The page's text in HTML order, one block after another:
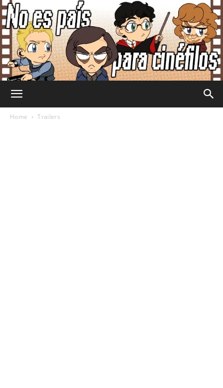
Home Trailers